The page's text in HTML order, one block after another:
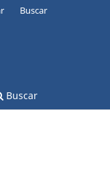
Buscar
Buscar